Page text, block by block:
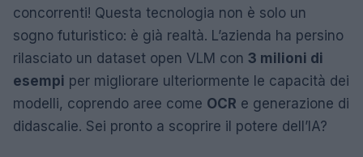
concorrenti! Questa tecnologia non è solo un
sogno futuristico: è già realtà. L’azienda ha persino
rilasciato un dataset open VLM con 3 milioni di
esempi per migliorare ulteriormente le capacità dei
modelli, coprendo aree come OCR e generazione di
didascalie. Sei pronto a scoprire il potere dell’IA?